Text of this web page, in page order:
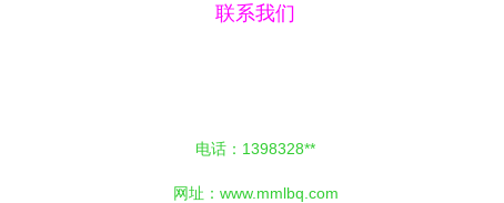
联系我们
电话：1398328**
网址： www.mmlbq.com